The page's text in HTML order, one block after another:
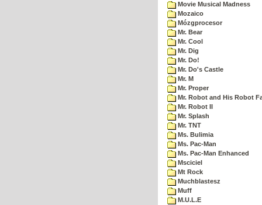
Movie Musical Madness
Mozaico
Mózgprocesor
Mr. Bear
Mr. Cool
Mr. Dig
Mr. Do!
Mr. Do's Castle
Mr. M
Mr. Proper
Mr. Robot and His Robot
Mr. Robot II
Mr. Splash
Mr. TNT
Ms. Bulimia
Ms. Pac-Man
Ms. Pac-Man Enhanced
Msciciel
Mt Rock
Muchblastesz
Muff
M.U.L.E